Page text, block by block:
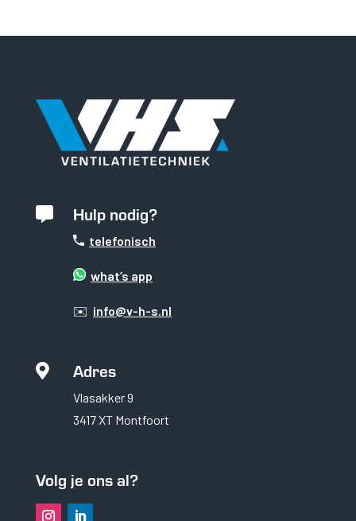
 Hulp nodig?
telefonisch
what’s app
✉️ info@v-h-s.nl
 Adres
Vlasakker 9
3417 XT Montfoort
Volg je ons al?